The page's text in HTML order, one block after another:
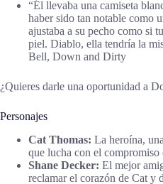
“Él llevaba una camiseta
haber sido tan notable como
ajustaba a su pecho como si
piel. Diablo, ella tendría la
Bell, Down and Dirty
¿Quieres darle una oportunidad a
Personajes
Cat Thomas: La heroína,
que lucha con el
Shane Decker: El mejor
reclamar el corazón de Cat y